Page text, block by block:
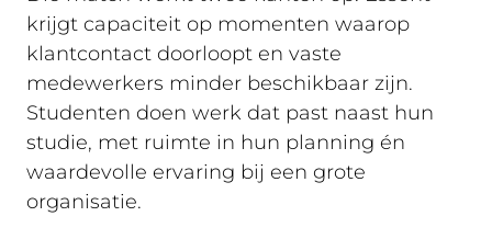
krijgt capaciteit op momenten waarop
klantcontact doorloopt en vaste
medewerkers minder beschikbaar zijn.
Studenten doen werk dat past naast hun
studie, met ruimte in hun planning én
waardevolle ervaring bij een grote
organisatie.